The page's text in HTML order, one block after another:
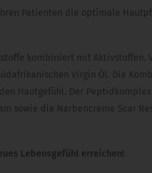
Patienten die optimale
kombiniert mit Aktivstoffen.
Virgin Öl. Die
Hautgefühl. Der
sowie die Narbencreme Scar
Lebensgefühl erreichen!